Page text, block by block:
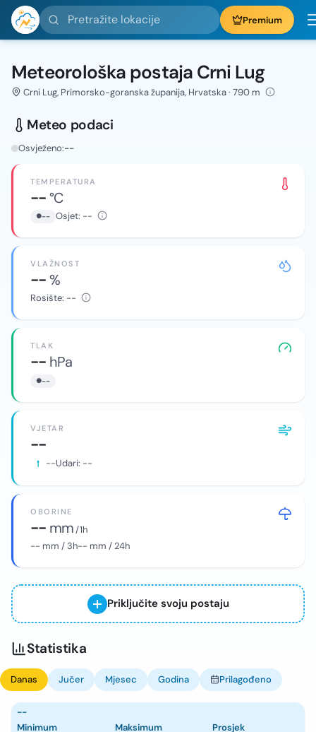
Pretražite lokacije Premium
Meteorološka postaja Crni Lug
Crni Lug, Primorsko-goranska županija, Hrvatska · 790 m
Meteo podaci
Osvježeno:--
TEMPERATURA
--°C
-- Osjet: --
VLAŽNOST
--%
Rosište: --
TLAK
-- hPa
--
VJETAR
--
--Udari: --
OBORINE
-- mm/ 1h
-- mm / 3h-- mm / 24h
Priključite svoju postaju
Statistika
Danas Jučer Mjesec Godina Prilagođeno
--
Minimum
Maksimum Prosjek